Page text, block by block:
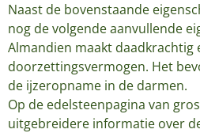
Naast de bovenstaande
nog de volgende aanvullende
Almandien maakt daadkrachtig
doorzettingsvermogen. Het
de ijzeropname in de darmen.
Op de edelsteenpagina van
uitgebreidere informatie over